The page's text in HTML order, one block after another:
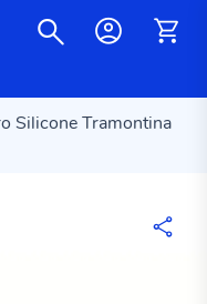
Silicone Tramontina